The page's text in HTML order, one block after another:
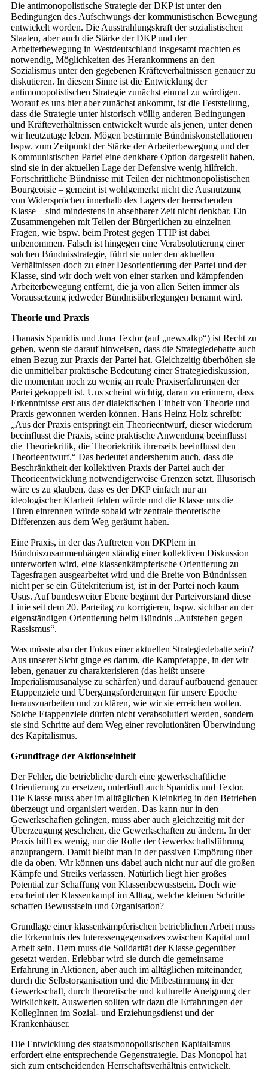
Die antimonopolistische Strategie der DKP ist unter den
Bedingungen des Aufschwungs der kommunistischen Bewegung
entwickelt worden. Die Ausstrahlungskraft der sozialistischen
Staaten, aber auch die Stärke der DKP und der
Arbeiterbewegung in Westdeutschland insgesamt machten es
notwendig, Möglichkeiten des Herankommens an den
Sozialismus unter den gegebenen Kräfteverhältnissen genauer zu
diskutieren. In diesem Sinne ist die Entwicklung der
antimonopolistischen Strategie zunächst einmal zu würdigen.
Worauf es uns hier aber zunächst ankommt, ist die Feststellung,
dass die Strategie unter historisch völlig anderen Bedingungen
und Kräfteverhältnissen entwickelt wurde als jenen, unter denen
wir heutzutage leben. Mögen bestimmte Bündniskonstellationen
bspw. zum Zeitpunkt der Stärke der Arbeiterbewegung und der
Kommunistischen Partei eine denkbare Option dargestellt haben,
sind sie in der aktuellen Lage der Defensive wenig hilfreich.
Fortschrittliche Bündnisse mit Teilen der nichtmonopolistischen
Bourgeoisie – gemeint ist wohlgemerkt nicht die Ausnutzung
von Widersprüchen innerhalb des Lagers der herrschenden
Klasse – sind mindestens in absehbarer Zeit nicht denkbar. Ein
Zusammengehen mit Teilen der Bürgerlichen zu einzelnen
Fragen, wie bspw. beim Protest gegen TTIP ist dabei
unbenommen. Falsch ist hingegen eine Verabsolutierung einer
solchen Bündnisstrategie, führt sie unter den aktuellen
Verhältnissen doch zu einer Desorientierung der Partei und der
Klasse, sind wir doch weit von einer starken und kämpfenden
Arbeiterbewegung entfernt, die ja von allen Seiten immer als
Voraussetzung jedweder Bündnisüberlegungen benannt wird.
Theorie und Praxis
Thanasis Spanidis und Jona Textor (auf „news.dkp“) ist Recht zu
geben, wenn sie darauf hinweisen, dass die Strategiedebatte auch
einen Bezug zur Praxis der Partei hat. Gleichzeitig überhöhen sie
die unmittelbar praktische Bedeutung einer Strategiediskussion,
die momentan noch zu wenig an reale Praxis­erfahrungen der
Partei gekoppelt ist. Uns scheint wichtig, daran zu erinnern, dass
Erkenntnisse erst aus der dialektischen Einheit von Theorie und
Praxis gewonnen werden können. Hans Heinz Holz schreibt:
„Aus der Praxis entspringt ein Theorieentwurf, dieser wiederum
beeinflusst die Praxis, seine praktische Anwendung beeinflusst
die Theoriekritik, die Theoriekritik ihrerseits beeinflusst den
Theorieentwurf.“ Das bedeutet andersherum auch, dass die
Beschränktheit der kollektiven Praxis der Partei auch der
Theorieentwicklung notwendigerweise Grenzen setzt. Illusorisch
wäre es zu glauben, dass es der DKP einfach nur an
ideologischer Klarheit fehlen würde und die Klasse uns die
Türen einrennen würde sobald wir zentrale theoretische
Differenzen aus dem Weg geräumt haben.
Eine Praxis, in der das Auftreten von DKPlern in
Bündniszusammenhängen ständig einer kollektiven Diskussion
unterworfen wird, eine klassenkämpferische Orientierung zu
Tagesfragen ausgearbeitet wird und die Breite von Bündnissen
nicht per se ein Gütekriterium ist, ist in der Partei noch kaum
Usus. Auf bundesweiter Ebene beginnt der Parteivorstand diese
Linie seit dem 20. Parteitag zu korrigieren, bspw. sichtbar an der
eigenständigen Orientierung beim Bündnis „Aufstehen gegen
Rassismus“.
Was müsste also der Fokus einer aktuellen Strategiedebatte sein?
Aus unserer Sicht ginge es darum, die Kampfetappe, in der wir
leben, genauer zu charakterisieren (das heißt unsere
Imperialismusanalyse zu schärfen) und darauf aufbauend genauer
Etappenziele und Übergangsforderungen für unsere Epoche
herauszuarbeiten und zu klären, wie wir sie erreichen wollen.
Solche Etappenziele dürfen nicht verabsolutiert werden, sondern
sie sind Schritte auf dem Weg einer revolutionären Überwindung
des Kapitalismus.
Grundfrage der Aktionseinheit
Der Fehler, die betriebliche durch eine gewerkschaftliche
Orientierung zu ersetzen, unterläuft auch Spanidis und Textor.
Die Klasse muss aber im alltäglichen Kleinkrieg in den Betrieben
überzeugt und organisiert werden. Das kann nur in den
Gewerkschaften gelingen, muss aber auch gleichzeitig mit der
Überzeugung geschehen, die Gewerkschaften zu ändern. In der
Praxis hilft es wenig, nur die Rolle der Gewerkschaftsführung
anzuprangern. Damit bleibt man in der passiven Empörung über
die da oben. Wir können uns dabei auch nicht nur auf die großen
Kämpfe und Streiks verlassen. Natürlich liegt hier großes
Potential zur Schaffung von Klassenbewusstsein. Doch wie
erscheint der Klassenkampf im Alltag, welche kleinen Schritte
schaffen Bewusstsein und Organisation?
Grundlage einer klassenkämpferischen betrieblichen Arbeit muss
die Erkenntnis des Interessengegensatzes zwischen Kapital und
Arbeit sein. Dem muss die Solidarität der Klasse gegenüber
gesetzt werden. Erlebbar wird sie durch die gemeinsame
Erfahrung in Aktionen, aber auch im alltäglichen miteinander,
durch die Selbstorganisation und die Mitbestimmung in der
Gewerkschaft, durch theoretische und kulturelle Aneignung der
Wirklichkeit. Auswerten sollten wir dazu die Erfahrungen der
KollegInnen im Sozial- und Erziehungsdienst und der
Krankenhäuser.
Die Entwicklung des staatsmonopolistischen Kapitalismus
erfordert eine entsprechende Gegenstrategie. Das Monopol hat
sich zum entscheidenden Herrschaftsverhältnis entwickelt.